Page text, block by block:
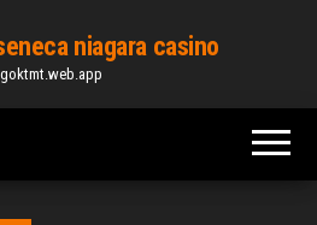
niagara casino